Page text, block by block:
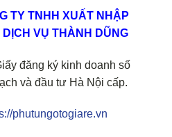
TY TNHH XUẤT NHẬP
VỤ THÀNH DŨNG
đăng ký kinh doanh số
và đầu tư Hà Nội cấp.
phutungotogiare.vn